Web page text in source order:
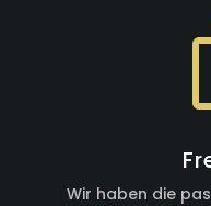
Wir haben die